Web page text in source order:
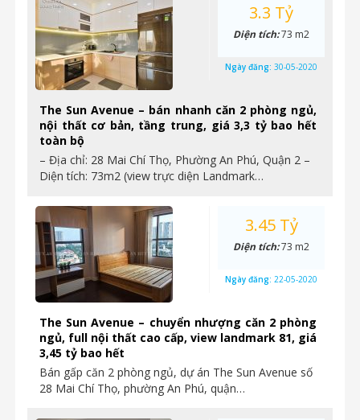
The Sun Avenue – bán nhanh căn 2 phòng ngủ,
nội thất cơ bản, tầng trung, giá 3,3 tỷ bao hết
toàn bộ
– Địa chỉ: 28 Mai Chí Thọ, Phường An Phú, Quận 2 –
Diện tích: 73m2 (view trực diện Landmark…
3.3 Tỷ
Diện tích:73 m2
Ngày đăng: 30-05-2020
The Sun Avenue – chuyển nhượng căn 2 phòng
ngủ, full nội thất cao cấp, view landmark 81, giá
3,45 tỷ bao hết
Bán gấp căn 2 phòng ngủ, dự án The Sun Avenue số
28 Mai Chí Thọ, phường An Phú, quận…
3.45 Tỷ
Diện tích:73 m2
Ngày đăng: 22-05-2020